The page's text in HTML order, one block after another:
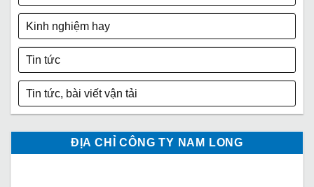
Kinh nghiệm hay
Tin tức
Tin tức, bài viết vận tải
ĐỊA CHỈ CÔNG TY NAM LONG